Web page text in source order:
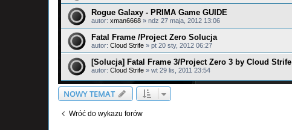
Rogue Galaxy - PRIMA Game GUIDE
autor: xman6668 » ndz 27 maja, 2012 13:06
Fatal Frame /Project Zero Solucja
autor: Cloud Strife » pt 20 sty, 2012 06:27
[Solucja] Fatal Frame 3/Project Zero 3 by Cloud Strife
autor: Cloud Strife » wt 29 lis, 2011 23:54
NOWY TEMAT
Wróć do wykazu forów